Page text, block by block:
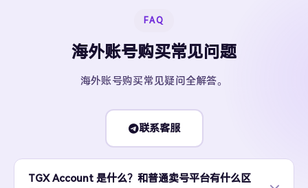
FAQ
海外账号购买常见问题
海外账号购买常见疑问全解答。
联系客服
TGX Account 是什么？和普通卖号平台有什么区